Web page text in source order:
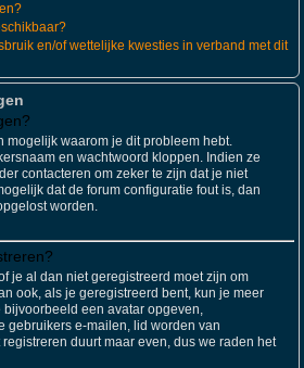
en/of wettelijke kwesties in verband met dit
mogelijk waarom je dit probleem hebt.
en wachtwoord kloppen. Indien ze
contacteren om zeker te zijn dat je niet
dat de forum configuratie fout is, dan
worden.
je al dan niet geregistreerd moet zijn om
ook, als je geregistreerd bent, kun je meer
een avatar opgeven,
gebruikers e-mailen, lid worden van
duurt maar even, dus we raden het